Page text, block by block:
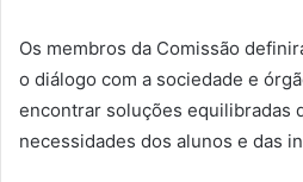
Os membros da Comissão
o diálogo com a sociedade e
encontrar soluções equilibradas
necessidades dos alunos e das